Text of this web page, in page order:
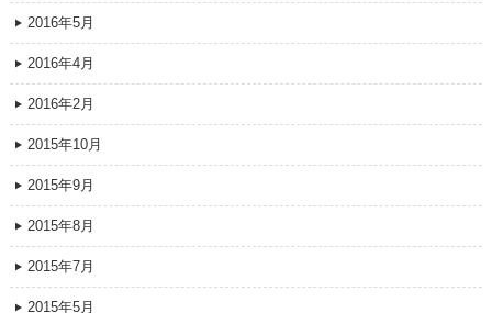
2016年5月
2016年4月
2016年2月
2015年10月
2015年9月
2015年8月
2015年7月
2015年5月